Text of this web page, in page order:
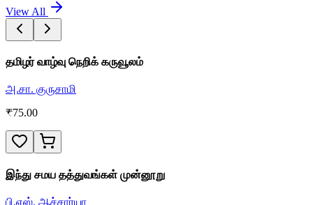
View All
தமிழர் வாழ்வு நெறிக் கருவூலம்
அ.சா. குருசாமி
₹75.00
இந்து சமய தத்துவங்கள் முன்னூறு
பி.எஸ். ஆச்சார்யா